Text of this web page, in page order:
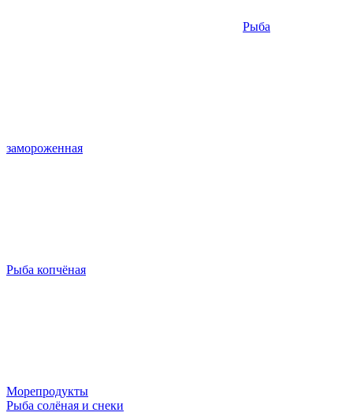
Рыба
замороженная
Рыба копчёная
Морепродукты
Рыба солёная и снеки